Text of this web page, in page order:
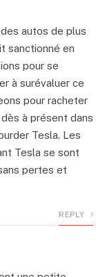
autos de plus
sanctionné en
pour se
à surévaluer ce
pour racheter
à présent dans
Tesla. Les
Tesla se sont
pertes et
REPLY